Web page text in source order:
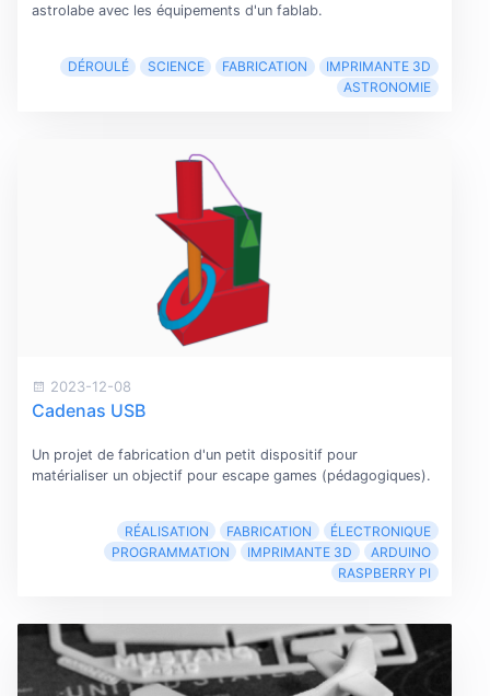
astrolabe avec les équipements d'un fablab.
DÉROULÉ SCIENCE FABRICATION
IMPRIMANTE 3D
ASTRONOMIE
2023-12-08
Cadenas USB
Un projet de fabrication d'un petit dispositif pour
matérialiser un objectif pour escape games (pédagogiques).
RÉALISATION FABRICATION
ÉLECTRONIQUE
PROGRAMMATION
IMPRIMANTE 3D
ARDUINO
RASPBERRY PI